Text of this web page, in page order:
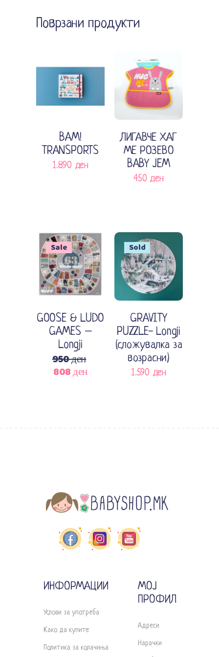
Поврзани продукти
Додади во кошничка
BAM!
TRANSPORTS
1.890 ден
Додади во кошничка
ЛИГАВЧЕ ХАГ
МЕ РОЗЕВО
BABY JEM
450 ден
Sale
Додади во кошничка
GOOSE & LUDO
GAMES –
Longji
950ден
Original
808денCurrent
Sold
Прочитај повеќе
GRAVITY
PUZZLE- Longji
(сложувалка за
возрасни)
1.590 ден
ИНФОРМАЦИИ
Услови за употреба
Како да купите
Политика за колачиња
МОЈ
ПРОФИЛ
Адреси
Нарачки